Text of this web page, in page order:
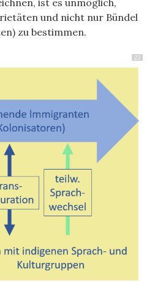
ist es unmöglich,
und nicht nur Bündel
zu bestimmen.
23